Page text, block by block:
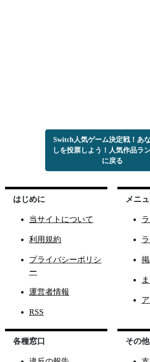
Switch人気ゲーム決定戦！あ
しを投票しよう！人気作品ラ
に戻る
はじめに
当サイトについて
利用規約
プライバシーポリシ
ー
運営者情報
RSS
メニ
各種窓口 その他